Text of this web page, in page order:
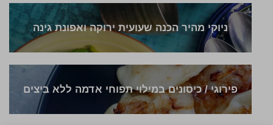
ניוקי מהיר הכנה שעועית ירוקה ואפונת גינה
פירוגי / כיסונים במילוי תפוחי אדמה ללא ביצים